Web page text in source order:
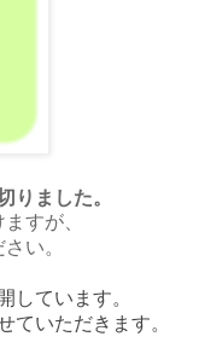
りました。
すが、
い。
しています。
ていただきます。